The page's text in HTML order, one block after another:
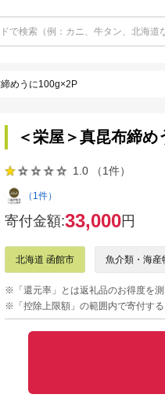
めうに100g×2P
＜栄屋＞真昆布締め
1.0 （1件）
（1件）
寄付金額:33,000円
北海道 函館市 魚介類・海産
※「還元率」とは返礼品のお得度を
※「控除上限額」の範囲内で寄付す